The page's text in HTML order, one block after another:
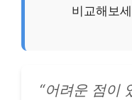
비교해보
“어려운 점이